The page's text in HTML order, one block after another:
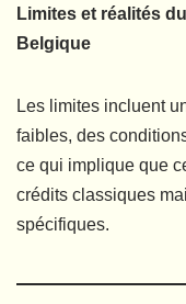
Limites et réalités
Belgique
Les limites incluent
faibles, des
ce qui implique que
crédits classiques
spécifiques.